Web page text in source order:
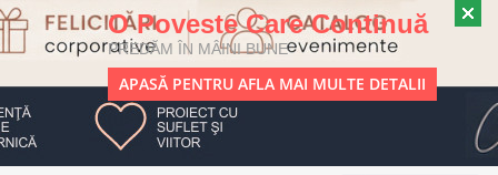
O Poveste Care Continuă
PREDĂM ÎN MÂINI BUNE
APASĂ PENTRU AFLA MAI MULTE DETALII